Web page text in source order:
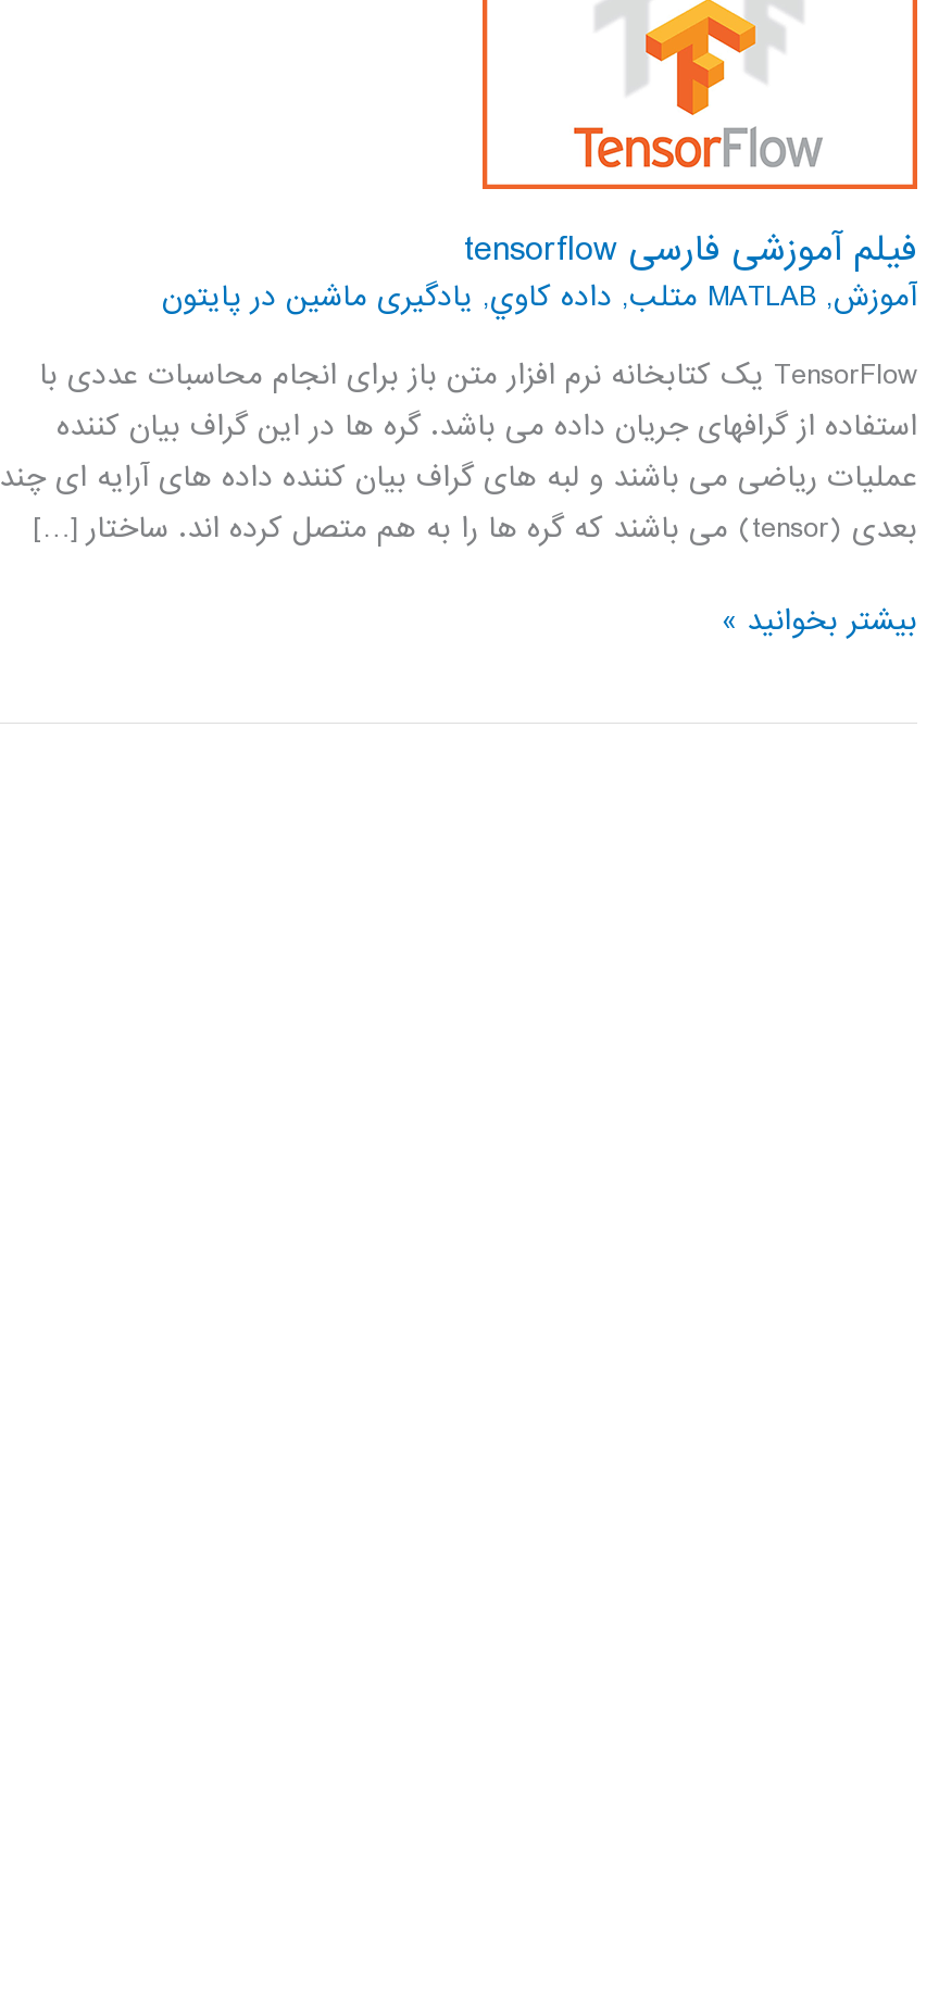
فیلم آموزشی فارسی tensorflow
آموزش, MATLAB متلب , داده كاوي, یادگیری ماشین در پایتون
TensorFlow یک کتابخانه نرم افزار متن باز برای انجام محاسبات عددی با
استفاده از گرافهای جریان داده می باشد. گره ها در این گراف بیان کننده
عملیات ریاضی می باشند و لبه های گراف بیان کننده داده های آرایه ای چند
بعدی (tensor) می باشند که گره ها را به هم متصل کرده اند. ساختار […]
فیلم
فارسی
بیشتر بخوانید »